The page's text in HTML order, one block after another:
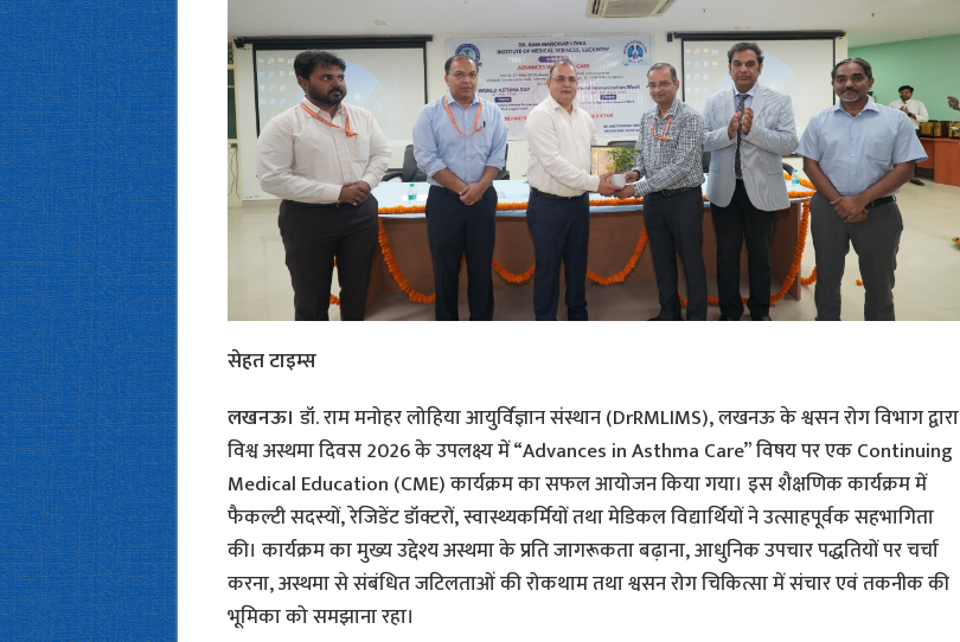
सेहत टाइम्स
लखनऊ। डॉ. राम मनोहर लोहिया आयुर्विज्ञान संस्थान (DrRMLIMS), लखनऊ के श्वसन रोग विभाग द्वारा
विश्व अस्थमा दिवस 2026 के उपलक्ष्य में “Advances in Asthma Care” विषय पर एक Continuing
Medical Education (CME) कार्यक्रम का सफल आयोजन किया गया। इस शैक्षणिक कार्यक्रम में
फैकल्टी सदस्यों, रेजिडेंट डॉक्टरों, स्वास्थ्यकर्मियों तथा मेडिकल विद्यार्थियों ने उत्साहपूर्वक सहभागिता
की। कार्यक्रम का मुख्य उद्देश्य अस्थमा के प्रति जागरूकता बढ़ाना, आधुनिक उपचार पद्धतियों पर चर्चा
करना, अस्थमा से संबंधित जटिलताओं की रोकथाम तथा श्वसन रोग चिकित्सा में संचार एवं तकनीक की
भूमिका को समझाना रहा।